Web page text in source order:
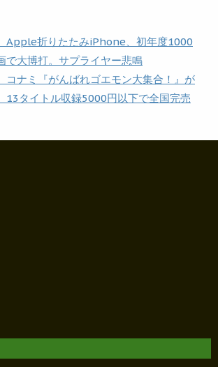
Apple折りたたみiPhone、初年度1000
で大博打。サプライヤー悲鳴
コナミ『がんばれゴエモン大集合！』が
13タイトル収録5000円以下で全国完売